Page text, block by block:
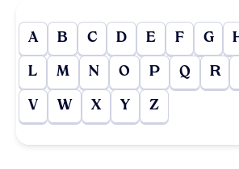
A B C D E F G
L M N O P Q R
V W X Y Z